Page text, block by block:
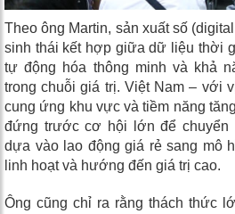
Theo ông Martin, sản xuất số
sinh thái kết hợp giữa dữ liệu thời
tự động hóa thông minh và khả
trong chuỗi giá trị. Việt Nam – với
cung ứng khu vực và tiềm năng
đứng trước cơ hội lớn để chuyển
dựa vào lao động giá rẻ sang mô
linh hoạt và hướng đến giá trị cao.
Ông cũng chỉ ra rằng thách thức